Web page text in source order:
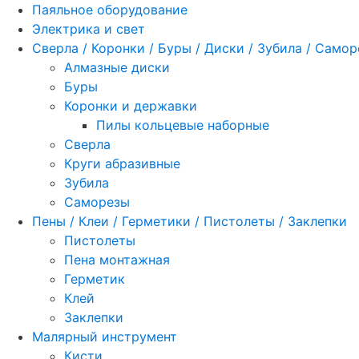
Паяльное оборудование
Электрика и свет
Сверла / Коронки / Буры / Диски / Зубила /
Алмазные диски
Буры
Коронки и державки
Пилы кольцевые наборные
Сверла
Круги абразивные
Зубила
Саморезы
Пены / Клеи / Герметики / Пистолеты / Заклепки
Пистолеты
Пена монтажная
Герметик
Клей
Заклепки
Малярный инструмент
Кисти